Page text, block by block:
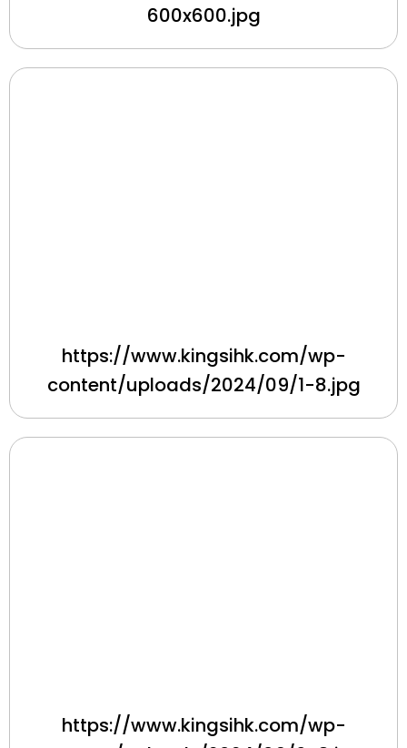
600x600.jpg
https://www.kingsihk.com/wp-
content/uploads/2024/09/1-8.jpg
https://www.kingsihk.com/wp-